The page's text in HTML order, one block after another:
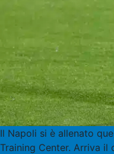
Il Napoli si è allenato
Training Center. Arriva